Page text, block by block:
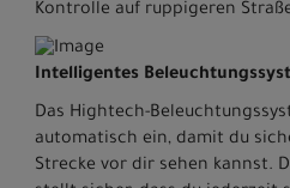
Kontrolle auf ruppigeren
Intelligentes
Das Hightech-
automatisch ein, damit du
Strecke vor dir sehen kannst.